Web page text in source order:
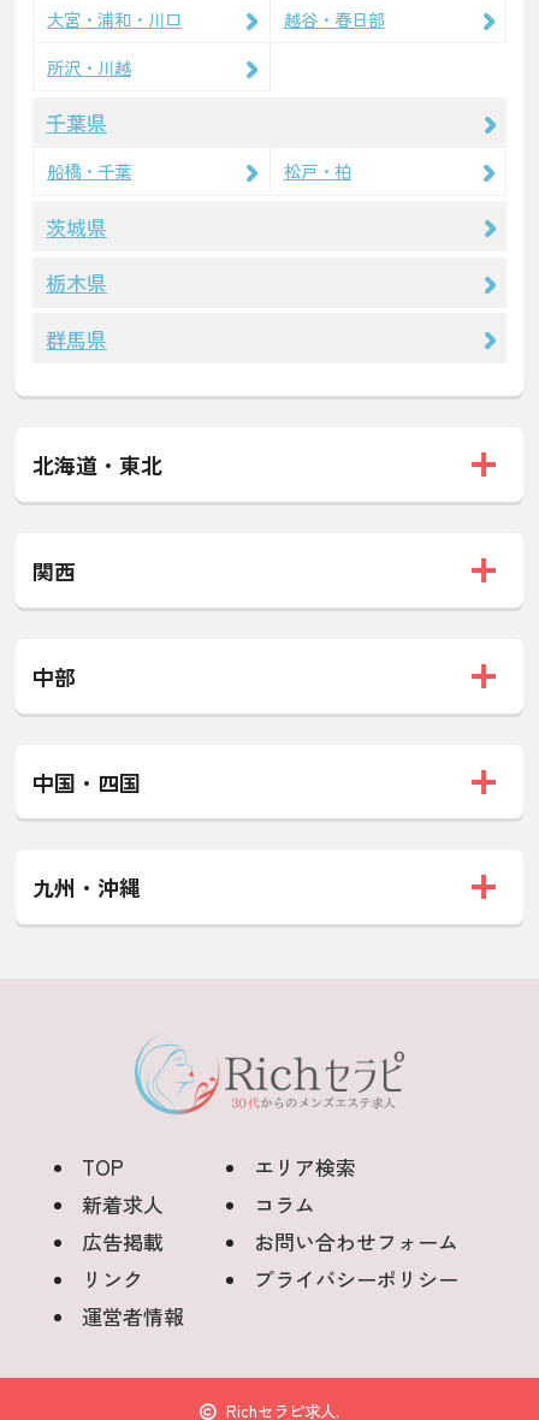
大宮・浦和・川口
越谷・春日部
所沢・川越
千葉県
船橋・千葉 松戸・柏
茨城県
栃木県
群馬県
北海道・東北
関西
中部
中国・四国
九州・沖縄
TOP
エリア検索
新着求人
コラム
広告掲載
お問い合わせフォーム
リンク
プライバシーポリシー
運営者情報
Richセラピ求人.